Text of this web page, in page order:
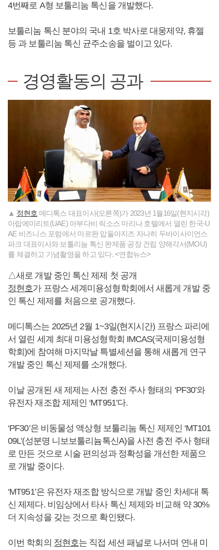
4번째로 A형 보툴리눔 톡신을 개발했다.
보툴리눔 톡신 분야의 국내 1호 박사로 대웅제약, 휴젤
등 과 보툴리눔 톡신 균주소송을 벌이고 있다.
경영활동의 공과
▲ 정현호 메디톡스 대표이사(오른쪽)가 2023년 1월16일(현지시각)
아랍에미리트(UAE) 아부다비 릭소스 마리나 호텔에서 열린 한국-U
AE 비즈니스 포럼에서 마르완 압둘아지즈 자나히 두바이사이언스
파크 대표이사와 보툴리눔 톡신 완제품 공장 건립 양해각서(MOU)
를 체결하고 기념촬영을 하고 있다. <연합뉴스>
△새로 개발 중인 톡신 제제 첫 공개
정현호가 프랑스 세계미용성형학회에서 새롭게 개발 중
인 톡신 제제를 처음으로 공개했다.
메디톡스는 2025년 2월 1~3일(현지시간) 프랑스 파리에
서 열린 세계 최대 미용성형학회 IMCAS(국제미용성형
학회)에 참여해 마지막날 특별세션을 통해 새롭게 연구
개발 중인 톡신 제제를 소개했다.
이날 공개된 새 제제는 사전 충전 주사 형태의 ‘PF30’와
유전자 재조합 제제인 ‘MT951’다.
‘PF30’은 비동물성 액상형 보툴리눔 톡신 제제인 ‘MT101
09L’(성분명 니보보툴리늄톡신A)을 사전 충전 주사 형태
로 만든 것으로 시술 편의성과 정확성을 개선한 제품으
로 개발 중이다.
‘MT951’은 유전자 재조합 방식으로 개발 중인 차세대 톡
신 제제다. 비임상에서 타사 톡신 제제와 비교해 약 30%
더 지속성을 갖는 것으로 확인됐다.
이번 학회의 정현호는 직접 세션 패널로 나서며 연내 미